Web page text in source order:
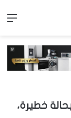
خطيرة،